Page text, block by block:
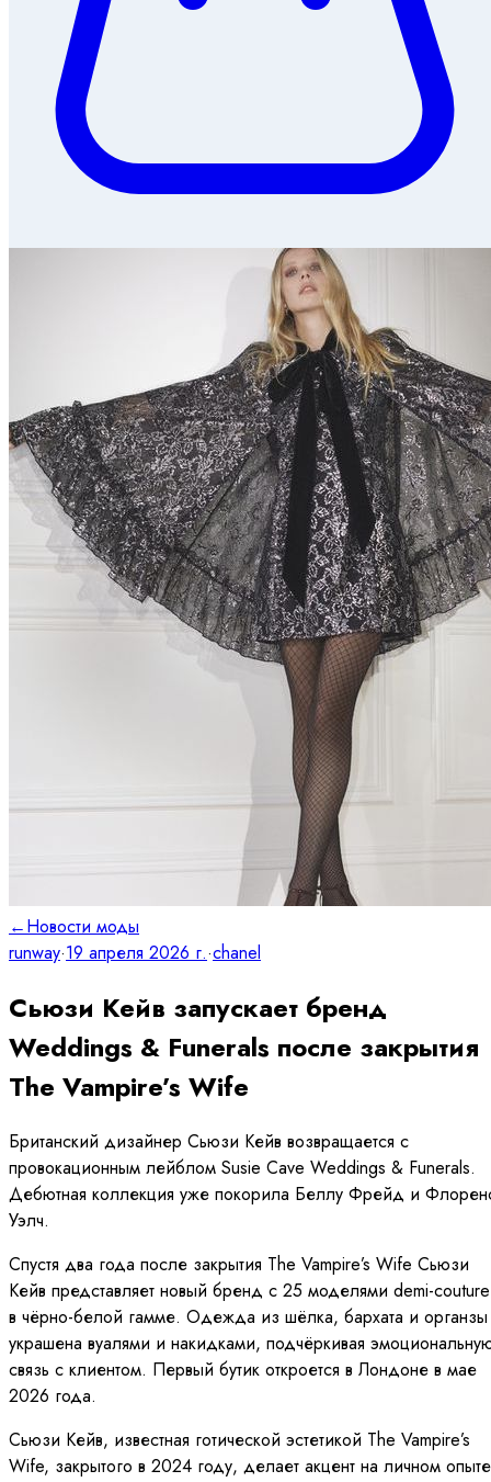
←Новости моды
runway·19 апреля 2026 г.·chanel
Сьюзи Кейв запускает бренд
Weddings & Funerals после закрытия
The Vampire’s Wife
Британский дизайнер Сьюзи Кейв возвращается с
провокационным лейблом Susie Cave Weddings & Funerals.
Дебютная коллекция уже покорила Беллу Фрейд и
Уэлч.
Спустя два года после закрытия The Vampire’s Wife Сьюзи
Кейв представляет новый бренд с 25 моделями demi-couture
в чёрно-белой гамме. Одежда из шёлка, бархата и органзы
украшена вуалями и накидками, подчёркивая
связь с клиентом. Первый бутик откроется в Лондоне в мае
2026 года.
Сьюзи Кейв, известная готической эстетикой The Vampire’s
Wife, закрытого в 2024 году, делает акцент на личном опыте